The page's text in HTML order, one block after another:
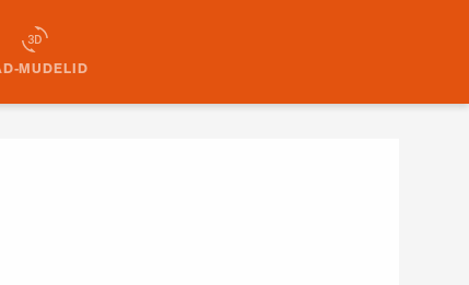
MUDELID